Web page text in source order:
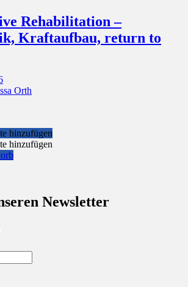
Rehabilitation –
Kraftaufbau, return to
Orth
hinzufügen
hinzufügen
Newsletter